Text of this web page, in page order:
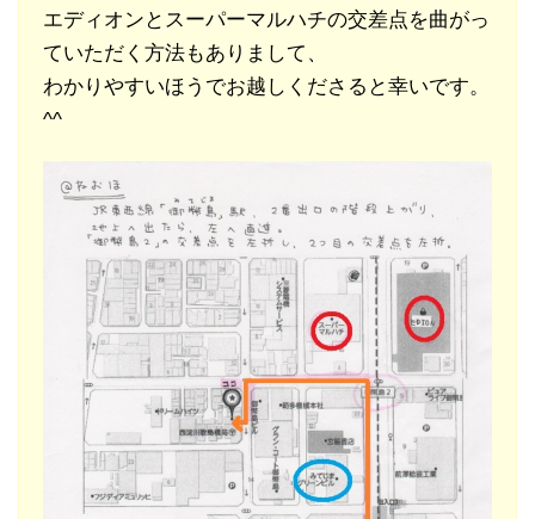
エディオンとスーパーマルハチの交差点を曲がっ
ていただく方法もありまして、
わかりやすいほうでお越しくださると幸いです。
^^